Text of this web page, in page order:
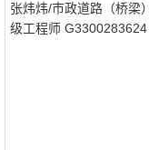
张炜炜/市政道路（桥梁
级工程师 G3300283624